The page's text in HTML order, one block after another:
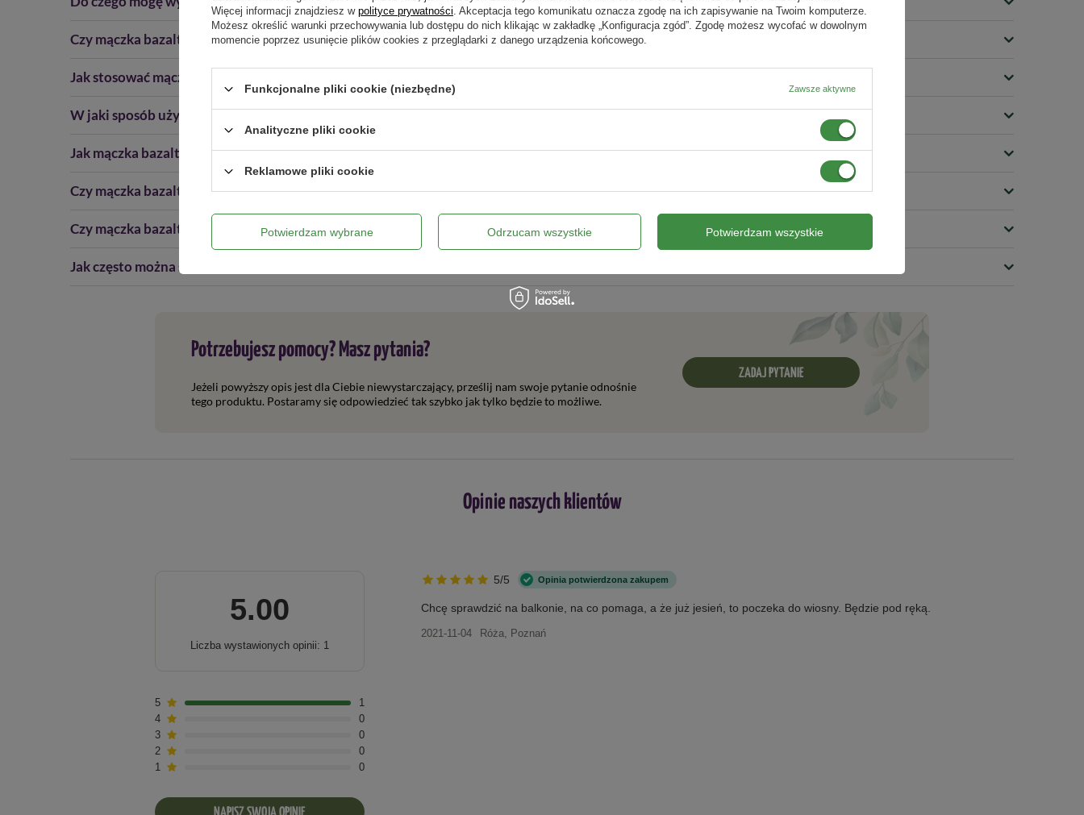
Czy mączka bazaltowa w solniczce jest bezpieczna dla ludzi, zwierząt i owadów?
Jak stosować mączkę bazaltową w solniczce jako nawóz?
W jaki sposób używać mączki bazaltowej w solniczce do ochrony roślin przed chorobami i szkodnikami?
Jak mączka bazaltowa w solniczce pomaga w walce ze ślimakami?
Czy mączka bazaltowa w solniczce może być używana jako zaprawa nasienna?
Czy mączka bazaltowa w solniczce nadaje się do kompostu?
Jak często można stosować mączkę bazaltową w solniczce?
Potrzebujesz pomocy? Masz pytania?
Jeżeli powyższy opis jest dla Ciebie niewystarczający, prześlij nam swoje pytanie odnośnie
tego produktu. Postaramy się odpowiedzieć tak szybko jak tylko będzie to możliwe.
ZADAJ PYTANIE
Opinie naszych klientów
5.00
Liczba wystawionych opinii: 1
5
1
4
0
3
0
2
0
1
0
5/5 Opinia potwierdzona zakupem
Chcę sprawdzić na balkonie, na co pomaga, a że już jesień, to poczeka do wiosny. Będzie pod ręką.
2021-11-04 Róża, Poznań
Więcej informacji znajdziesz w polityce prywatności. Akceptacja tego komunikatu oznacza zgodę na ich zapisywanie na Twoim komputerze.
Możesz określić warunki przechowywania lub dostępu do nich klikając w zakładkę „Konfiguracja zgód”. Zgodę możesz wycofać w dowolnym
momencie poprzez usunięcie plików cookies z przeglądarki z danego urządzenia końcowego.
Funkcjonalne pliki cookie (niezbędne) Zawsze aktywne
Analityczne pliki cookie
Reklamowe pliki cookie
Potwierdzam wybrane Odrzucam wszystkie Potwierdzam wszystkie